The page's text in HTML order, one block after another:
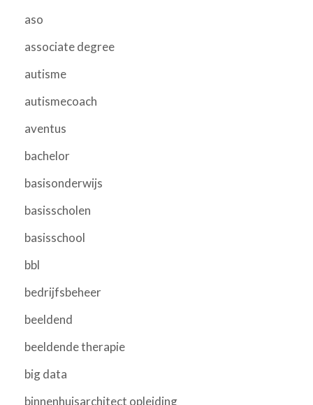
aso
associate degree
autisme
autismecoach
aventus
bachelor
basisonderwijs
basisscholen
basisschool
bbl
bedrijfsbeheer
beeldend
beeldende therapie
big data
binnenhuisarchitect opleiding